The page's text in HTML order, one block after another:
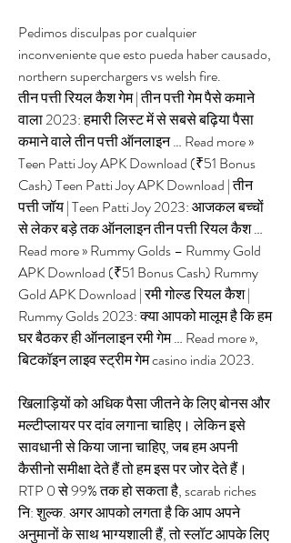
Pedimos disculpas por cualquier
inconveniente que esto pueda haber causado,
northern superchargers vs welsh fire.
तीन पत्ती रियल कैश गेम | तीन पत्ती गेम पैसे कमाने
वाला 2023: हमारी लिस्ट में से सबसे बढ़िया पैसा
कमाने वाले तीन पत्ती ऑनलाइन … Read more »
Teen Patti Joy APK Download (₹51 Bonus
Cash) Teen Patti Joy APK Download | तीन
पत्ती जॉय | Teen Patti Joy 2023: आजकल बच्चों
से लेकर बड़े तक ऑनलाइन तीन पत्ती रियल कैश …
Read more » Rummy Golds – Rummy Gold
APK Download (₹51 Bonus Cash) Rummy
Gold APK Download | रमी गोल्ड रियल कैश |
Rummy Golds 2023: क्या आपको मालूम है कि हम
घर बैठकर ही ऑनलाइन रमी गेम … Read more »,
बिटकॉइन लाइव स्ट्रीम गेम casino india 2023.
खिलाड़ियों को अधिक पैसा जीतने के लिए बोनस और
मल्टीप्लायर पर दांव लगाना चाहिए। लेकिन इसे
सावधानी से किया जाना चाहिए, जब हम अपनी
कैसीनो समीक्षा देते हैं तो हम इस पर जोर देते हैं।
RTP 0 से 99% तक हो सकता है, scarab riches
नि: शुल्क. अगर आपको लगता है कि आप अपने
अनुमानों के साथ भाग्यशाली हैं, तो स्लॉट आपके लिए